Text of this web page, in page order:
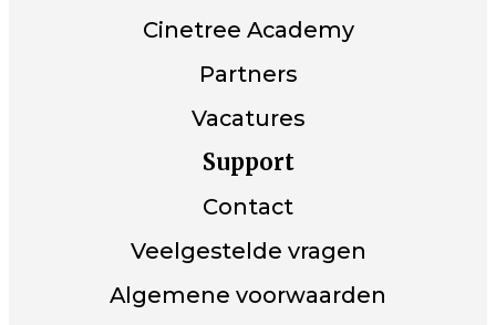
Cinetree Academy
Partners
Vacatures
Support
Contact
Veelgestelde vragen
Algemene voorwaarden